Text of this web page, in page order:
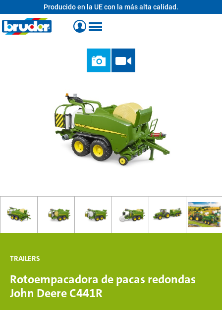
Producido en la UE con la más alta calidad.
TRAILERS
Rotoempacadora de pacas redondas
John Deere C441R